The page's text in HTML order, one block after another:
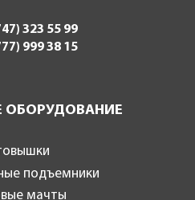
323 55 99
999 38 15
ОБОРУДОВАНИЕ
подъемники
мачты